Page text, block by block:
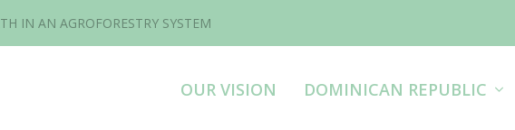
IN AN AGROFORESTRY SYSTEM
OUR VISION DOMINICAN REPUBLIC